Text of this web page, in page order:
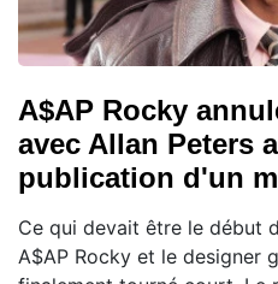
A$AP Rocky
avec Allan Peters
publication d'un
Ce qui devait être le début
A$AP Rocky et le designer